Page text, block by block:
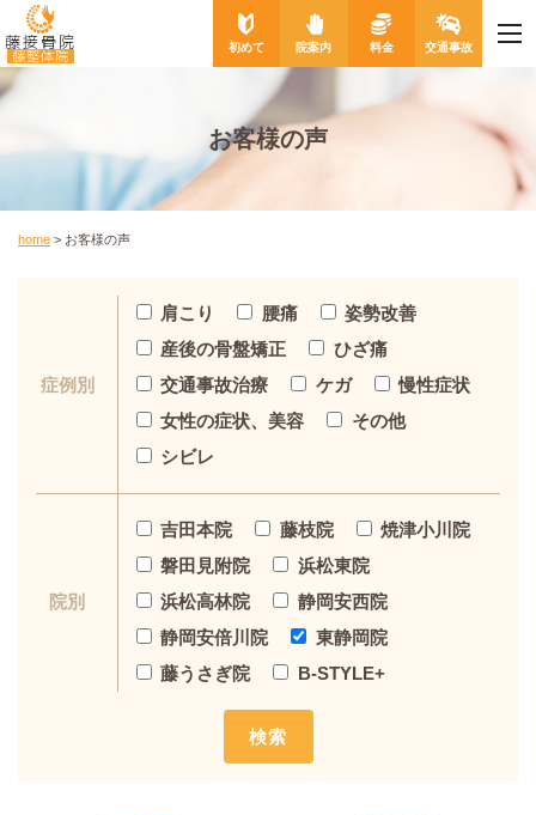
藤接骨院
藤整体院 初めて 院案内 料金 交通事故
お客様の声
home > お客様の声
症例別
肩こり 腰痛
姿勢改善
産後の骨盤矯正
ひざ痛
交通事故治療
ケガ
慢性症状
女性の症状、美容
その他
シビレ
院別
吉田本院 藤枝院
焼津小川院
磐田見附院
浜松東院
浜松高林院
静岡安西院
静岡安倍川院
東静岡院
藤うさぎ院
B-STYLE+